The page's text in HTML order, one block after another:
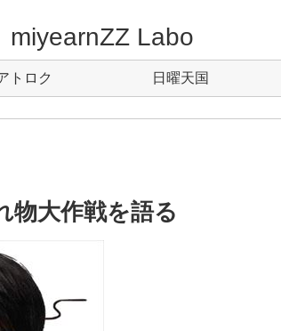
miyearnZZ Labo
トロク 日曜天国
大作戦を語る